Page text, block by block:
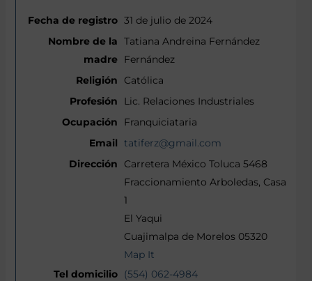
31 de julio de 2024
Tatiana Andreina Fernández
Fernández
Católica
Lic. Relaciones Industriales
Franquiciataria
tatiferz@gmail.com
Carretera México Toluca 5468
Fraccionamiento Arboledas, Casa
1
El Yaqui
Cuajimalpa de Morelos 05320
Map It
(554) 062-4984